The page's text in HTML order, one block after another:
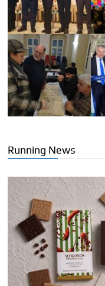
Running News